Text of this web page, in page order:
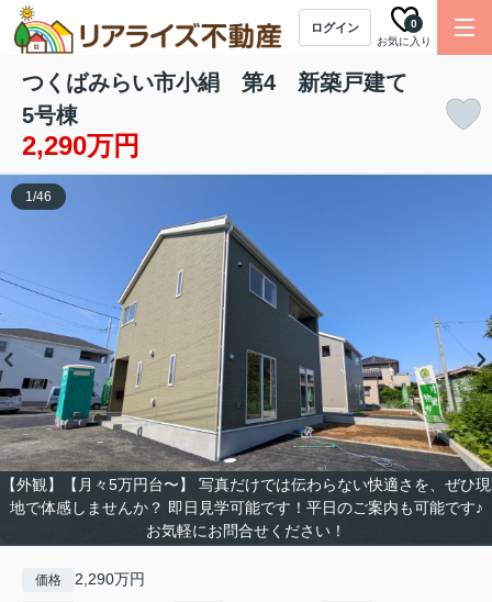
ログイン
お気に入り
0
つくばみらい市小絹 第4 新築戸建て
5号棟
2,290万円
【外観】【月々5万円台〜】 写真だけでは伝わらない快適さを、ぜひ現
地で体感しませんか？ 即日見学可能です！平日のご案内も可能です♪
お気軽にお問合せください！
1/46
価格 2,290万円